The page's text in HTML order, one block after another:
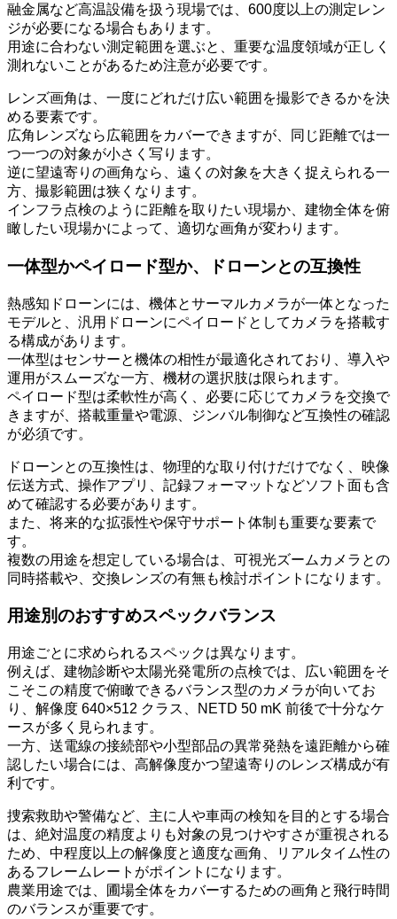
融金属など高温設備を扱う現場では、600度以上の測定レン
ジが必要になる場合もあります。
用途に合わない測定範囲を選ぶと、重要な温度領域が正しく
測れないことがあるため注意が必要です。
レンズ画角は、一度にどれだけ広い範囲を撮影できるかを決
める要素です。
広角レンズなら広範囲をカバーできますが、同じ距離では一
つ一つの対象が小さく写ります。
逆に望遠寄りの画角なら、遠くの対象を大きく捉えられる一
方、撮影範囲は狭くなります。
インフラ点検のように距離を取りたい現場か、建物全体を俯
瞰したい現場かによって、適切な画角が変わります。
一体型かペイロード型か、ドローンとの互換性
熱感知ドローンには、機体とサーマルカメラが一体となった
モデルと、汎用ドローンにペイロードとしてカメラを搭載す
る構成があります。
一体型はセンサーと機体の相性が最適化されており、導入や
運用がスムーズな一方、機材の選択肢は限られます。
ペイロード型は柔軟性が高く、必要に応じてカメラを交換で
きますが、搭載重量や電源、ジンバル制御など互換性の確認
が必須です。
ドローンとの互換性は、物理的な取り付けだけでなく、映像
伝送方式、操作アプリ、記録フォーマットなどソフト面も含
めて確認する必要があります。
また、将来的な拡張性や保守サポート体制も重要な要素で
す。
複数の用途を想定している場合は、可視光ズームカメラとの
同時搭載や、交換レンズの有無も検討ポイントになります。
用途別のおすすめスペックバランス
用途ごとに求められるスペックは異なります。
例えば、建物診断や太陽光発電所の点検では、広い範囲をそ
こそこの精度で俯瞰できるバランス型のカメラが向いてお
り、解像度 640×512 クラス、NETD 50 mK 前後で十分なケ
ースが多く見られます。
一方、送電線の接続部や小型部品の異常発熱を遠距離から確
認したい場合には、高解像度かつ望遠寄りのレンズ構成が有
利です。
捜索救助や警備など、主に人や車両の検知を目的とする場合
は、絶対温度の精度よりも対象の見つけやすさが重視される
ため、中程度以上の解像度と適度な画角、リアルタイム性の
あるフレームレートがポイントになります。
農業用途では、圃場全体をカバーするための画角と飛行時間
のバランスが重要です。